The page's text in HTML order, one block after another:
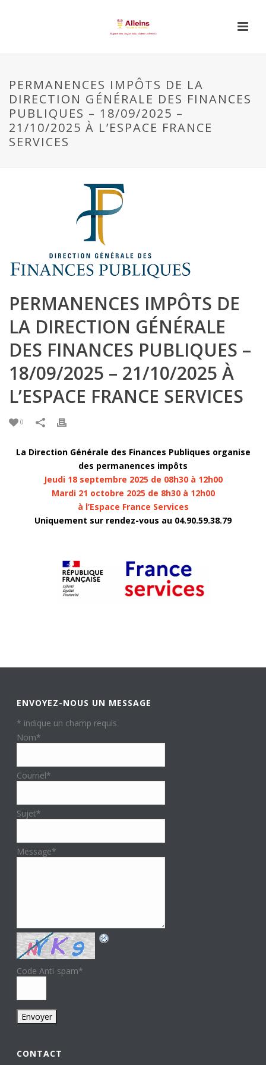
PERMANENCES IMPÔTS DE LA
DIRECTION GÉNÉRALE DES FINANCES
PUBLIQUES – 18/09/2025 –
21/10/2025 À L’ESPACE FRANCE
SERVICES
PERMANENCES IMPÔTS DE
LA DIRECTION GÉNÉRALE
DES FINANCES PUBLIQUES –
18/09/2025 – 21/10/2025 À
L’ESPACE FRANCE SERVICES
0
La Direction Générale des Finances Publiques organise
des permanences impôts
Jeudi 18 septembre 2025 de 08h30 à 12h00
Mardi 21 octobre 2025 de 8h30 à 12h00
à l’Espace France Services
Uniquement sur rendez-vous au 04.90.59.38.79
ENVOYEZ-NOUS UN MESSAGE
* indique un champ requis
Nom*
Courriel*
Sujet*
Message*
Code Anti-spam*
CONTACT